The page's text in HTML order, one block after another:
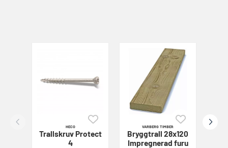
HECO
TrallskruvProtect
4
VARBERG TIMBER
Bryggtrall 28x120
Impregnerad furu